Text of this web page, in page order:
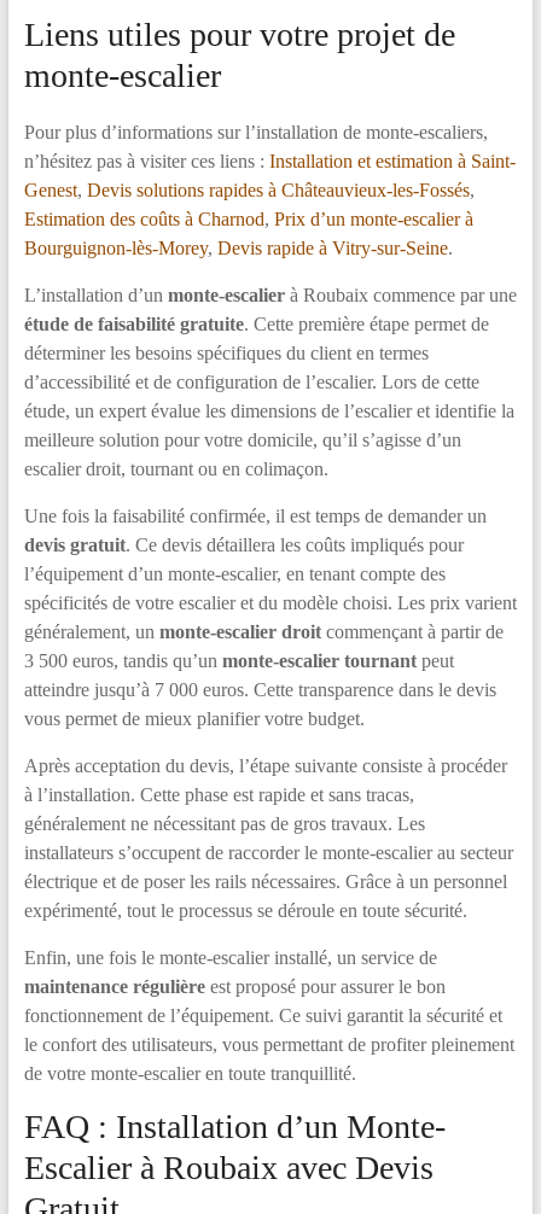
Liens utiles pour votre projet de
monte-escalier
Pour plus d’informations sur l’installation de monte-escaliers,
n’hésitez pas à visiter ces liens : Installation et estimation à Saint-
Genest, Devis solutions rapides à Châteauvieux-les-Fossés,
Estimation des coûts à Charnod, Prix d’un monte-escalier à
Bourguignon-lès-Morey, Devis rapide à Vitry-sur-Seine.
L’installation d’un monte-escalierà Roubaix commence par une
étude de faisabilité gratuite. Cette première étape permet de
déterminer les besoins spécifiques du client en termes
d’accessibilité et de configuration de l’escalier. Lors de cette
étude, un expert évalue les dimensions de l’escalier et identifie la
meilleure solution pour votre domicile, qu’il s’agisse d’un
escalier droit, tournant ou en colimaçon.
Une fois la faisabilité confirmée, il est temps de demander un
devis gratuit. Ce devis détaillera les coûts impliqués pour
l’équipement d’un monte-escalier, en tenant compte des
spécificités de votre escalier et du modèle choisi. Les prix varient
généralement, un monte-escalier droitcommençant à partir de
3 500 euros, tandis qu’un monte-escalier tournantpeut
atteindre jusqu’à 7 000 euros. Cette transparence dans le devis
vous permet de mieux planifier votre budget.
Après acceptation du devis, l’étape suivante consiste à procéder
à l’installation. Cette phase est rapide et sans tracas,
généralement ne nécessitant pas de gros travaux. Les
installateurs s’occupent de raccorder le monte-escalier au secteur
électrique et de poser les rails nécessaires. Grâce à un personnel
expérimenté, tout le processus se déroule en toute sécurité.
Enfin, une fois le monte-escalier installé, un service de
maintenance régulièreest proposé pour assurer le bon
fonctionnement de l’équipement. Ce suivi garantit la sécurité et
le confort des utilisateurs, vous permettant de profiter pleinement
de votre monte-escalier en toute tranquillité.
FAQ : Installation d’un Monte-
Escalier à Roubaix avec Devis